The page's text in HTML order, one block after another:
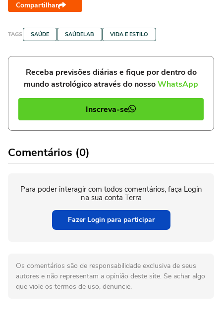
Compartilhar
TAGS SAÚDE SAÚDELAB VIDA E ESTILO
Receba previsões diárias e fique por dentro do
mundo astrológico através do nossoWhatsApp
Inscreva-se
Comentários (0)
Para poder interagir com todos comentários, faça Login
na sua conta Terra
Fazer Login para participar
Os comentários são de responsabilidade exclusiva de seus
autores e não representam a opinião deste site. Se achar algo
que viole os termos de uso, denuncie.